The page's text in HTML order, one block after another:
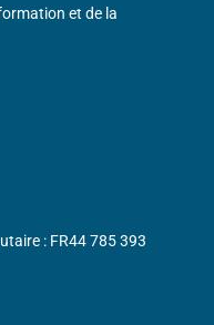
et de la
: FR44 785 393